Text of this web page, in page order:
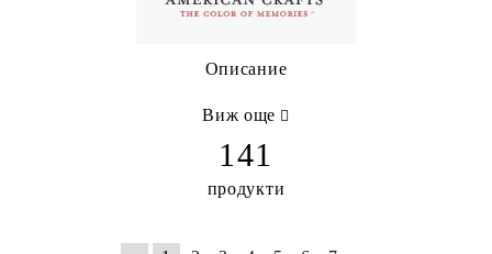
Описание
Виж още
141
продукти